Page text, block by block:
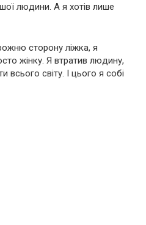
людини. А я хотів лише
сторону ліжка, я
жінку. Я втратив людину,
всього світу. І цього я собі